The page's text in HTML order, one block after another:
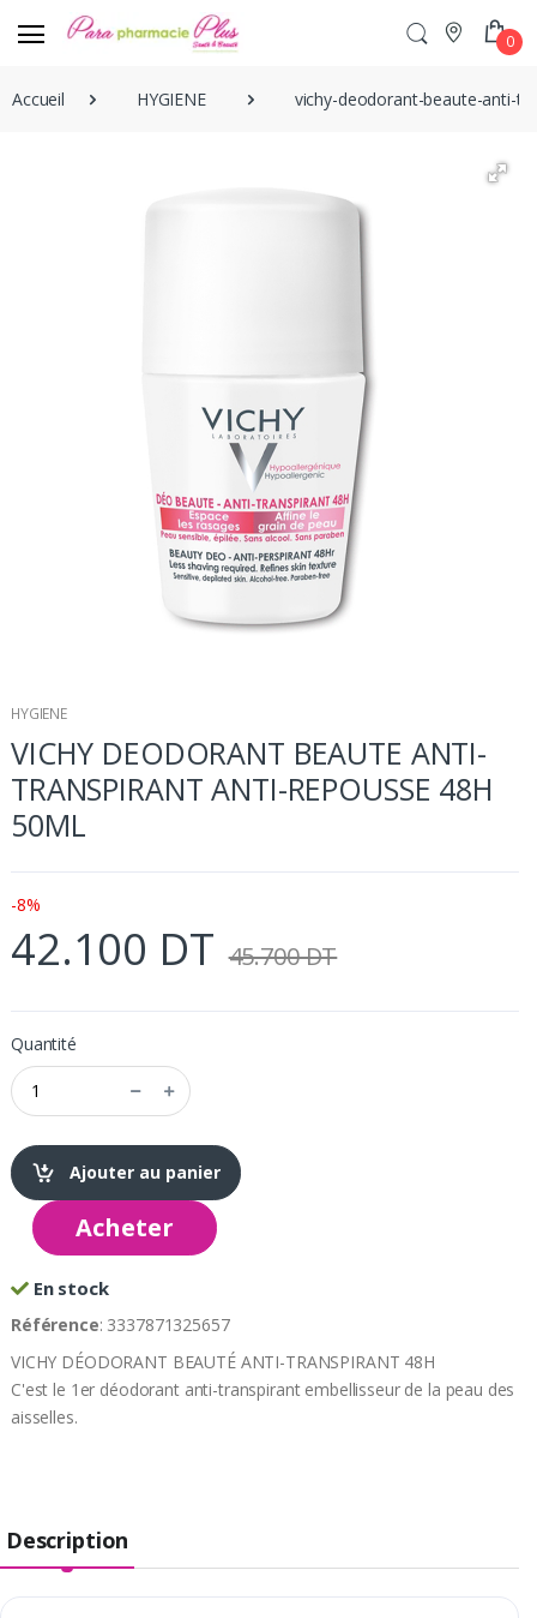
0
Accueil HYGIENE vichy-deodorant-beaute-anti-
HYGIENE
VICHY DEODORANT BEAUTE ANTI-
TRANSPIRANT ANTI-REPOUSSE 48H
50ML
-8%
42.100 DT 45.700 DT
Quantité
Ajouter au panier
Acheter
En stock
Référence: 3337871325657
VICHY DÉODORANT BEAUTÉ ANTI-TRANSPIRANT 48H
C'est le 1er déodorant anti-transpirant embellisseur de la peau des
aisselles.
Description